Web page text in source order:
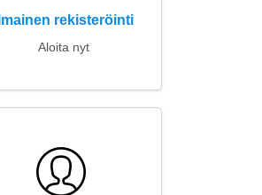
Ilmainen rekisteröinti
Aloita nyt